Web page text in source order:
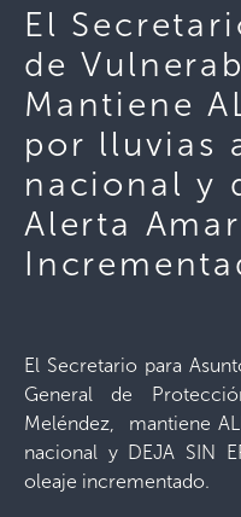
El
de
Mantiene
por lluvias
nacional y
Alerta
El Secretario para
General de
Meléndez, mantiene
nacional y DEJA SIN
oleaje incrementado.